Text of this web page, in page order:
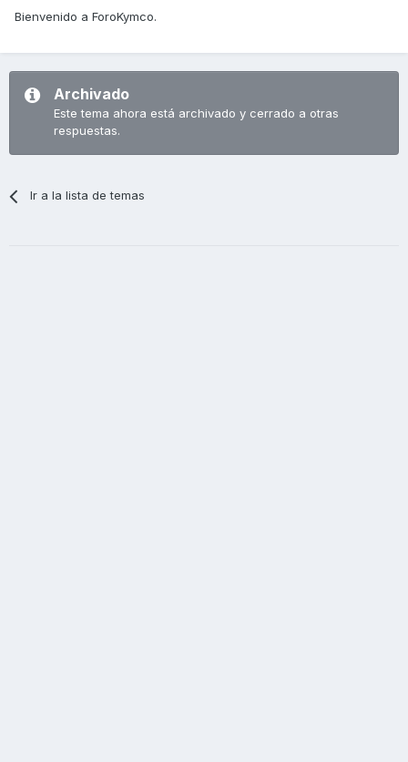
Bienvenido a ForoKymco.
Archivado
Este tema ahora está archivado y cerrado a otras
respuestas.
Ir a la lista de temas